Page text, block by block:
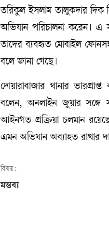
তরিকুল ইসলাম তালুকদার দিক
অভিযান পরিচালনা করেন।
তাদের ব্যবহৃত মোবাইল ফোনসহ
বলে জানা গেছে।
দোয়ারাবাজার থানার
বলেন, অনলাইন জুয়ার সঙ্গে
আইনগত প্রক্রিয়া চলমান
এমন অভিযান অব্যাহত রাখার
বিষয়:
মন্তব্য